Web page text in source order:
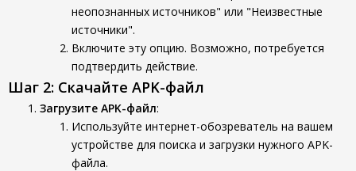
неопознанных источников" или "Неизвестные
источники".
Включите эту опцию. Возможно, потребуется
подтвердить действие.
Шаг 2: Скачайте APK-файл
Загрузите APK-файл:
Используйте интернет-обозреватель на вашем
устройстве для поиска и загрузки нужного APK-
файла.